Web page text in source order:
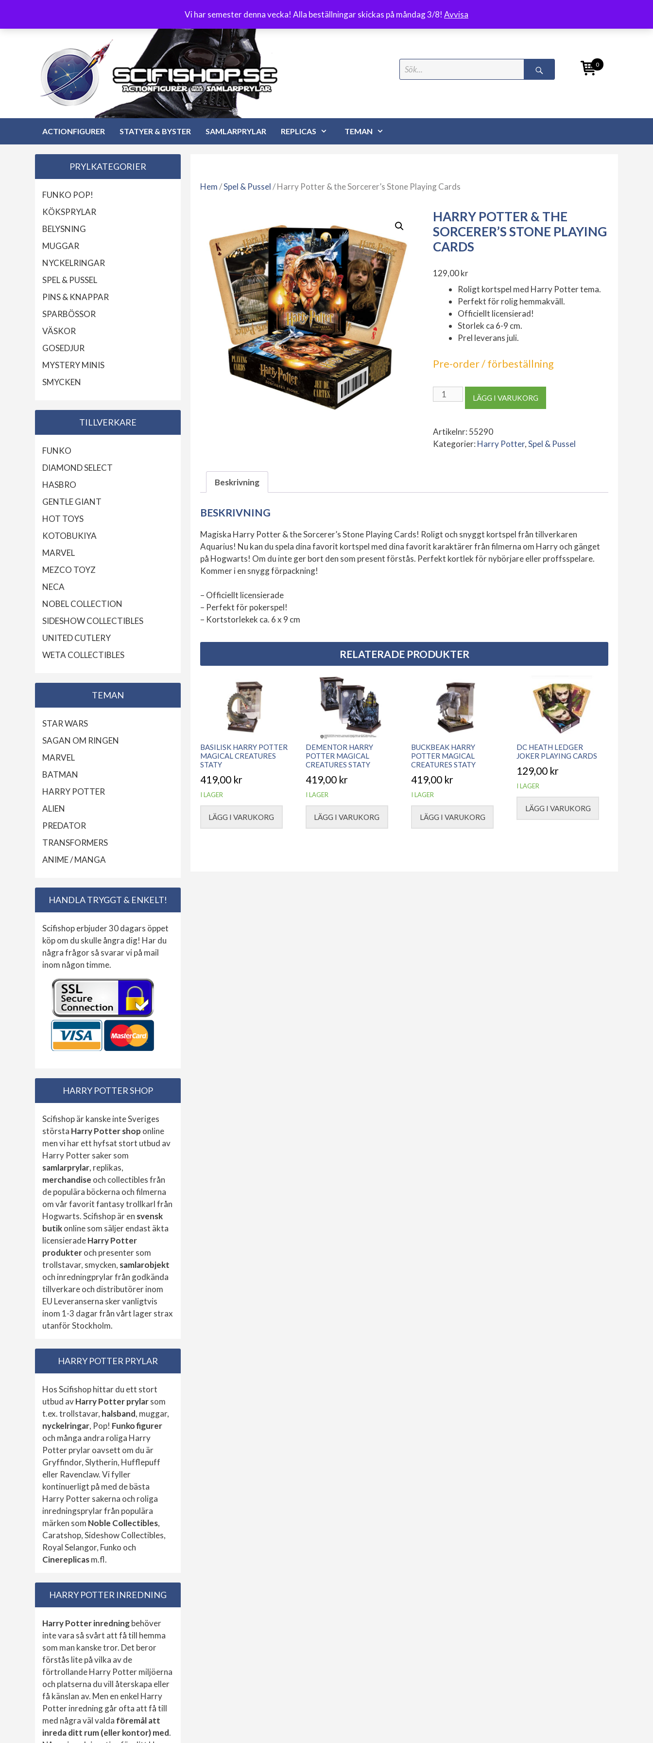
Vi har semester denna vecka! Alla beställningar skickas på måndag 3/8! Avvisa
innehåll
Öppet köp 30 dagar Frakt 89 kr
Search
for:
0
ACTIONFIGURER STATYER & BYSTER SAMLARPRYLAR REPLICAS TEMAN
Hem/Spel & Pussel/ Harry Potter & the Sorcerer’s Stone Playing Cards
HARRY POTTER & THE
SORCERER’S STONE PLAYING
CARDS
129,00kr
Roligt kortspel med Harry Potter tema.
Perfekt för rolig hemmakväll.
Officiellt licensierad!
Storlek ca 6-9 cm.
Prel leverans juli.
Pre-order / förbeställning
Harry
Potter
the
Sorcerer's
mängd
LÄGG I VARUKORG
Artikelnr: 55290
Kategorier: Harry Potter,Spel & Pussel
Beskrivning
BESKRIVNING
Magiska Harry Potter & the Sorcerer’s Stone Playing Cards! Roligt och snyggt kortspel från tillverkaren
Aquarius! Nu kan du spela dina favorit kortspel med dina favorit karaktärer från filmerna om Harry och gänget
på Hogwarts! Om du inte ger bort den som present förstås. Perfekt kortlek för nybörjare eller proffsspelare.
Kommer i en snygg förpackning!
– Officiellt licensierade
– Perfekt för pokerspel!
– Kortstorlekek ca. 6 x 9 cm
RELATERADE PRODUKTER
BASILISK HARRY POTTER
MAGICAL CREATURES
STATY
419,00 kr
I LAGER
LÄGG I VARUKORG
DEMENTOR HARRY
POTTER MAGICAL
CREATURES STATY
419,00 kr
I LAGER
LÄGG I VARUKORG
BUCKBEAK HARRY
POTTER MAGICAL
CREATURES STATY
419,00 kr
I LAGER
LÄGG I VARUKORG
DC HEATH LEDGER
JOKER PLAYING CARDS
129,00 kr
I LAGER
LÄGG I VARUKORG
PRYLKATEGORIER
FUNKO POP!
KÖKSPRYLAR
BELYSNING
MUGGAR
NYCKELRINGAR
SPEL & PUSSEL
PINS & KNAPPAR
SPARBÖSSOR
VÄSKOR
GOSEDJUR
MYSTERY MINIS
SMYCKEN
TILLVERKARE
FUNKO
DIAMOND SELECT
HASBRO
GENTLE GIANT
HOT TOYS
KOTOBUKIYA
MARVEL
MEZCO TOYZ
NECA
NOBEL COLLECTION
SIDESHOW COLLECTIBLES
UNITED CUTLERY
WETA COLLECTIBLES
TEMAN
STAR WARS
SAGAN OM RINGEN
MARVEL
BATMAN
HARRY POTTER
ALIEN
PREDATOR
TRANSFORMERS
ANIME / MANGA
HANDLA TRYGGT & ENKELT!
Scifishop erbjuder 30 dagars öppet
köp om du skulle ångra dig! Har du
några frågor så svarar vi på mail
inom någon timme.
HARRY POTTER SHOP
Scifishop är kanske inte Sveriges
största Harry Potter shop online
men vi har ett hyfsat stort utbud av
Harry Potter saker som
samlarprylar, replikas,
merchandise och collectibles från
de populära böckerna och filmerna
om vår favorit fantasy trollkarl från
Hogwarts. Scifishop är en svensk
butikonline som säljer endast äkta
licensieradeHarry Potter
produkteroch presenter som
trollstavar, smycken, samlarobjekt
och inredningprylar från godkända
tillverkare och distributörer inom
EU Leveranserna sker vanligtvis
inom 1-3 dagar från vårt lager strax
utanför Stockholm.
HARRY POTTER PRYLAR
Hos Scifishop hittar du ett stort
utbud avHarry Potter prylarsom
t.ex. trollstavar, halsband, muggar,
nyckelringar, Pop! Funko figurer
och många andra roliga Harry
Potter prylar oavsett om du är
Gryffindor, Slytherin, Hufflepuff
eller Ravenclaw. Vi fyller
kontinuerligt på med de bästa
Harry Potter sakerna och roliga
inredningsprylar från populära
märken som Noble Collectibles,
Caratshop, Sideshow Collectibles,
Royal Selangor, Funko och
Cinereplicasm.fl.
HARRY POTTER INREDNING
Harry Potter inredningbehöver
inte vara så svårt att få till hemma
som man kanske tror. Det beror
förstås lite på vilka av de
förtrollande Harry Potter miljöerna
och platserna du vill återskapa eller
få känslan av. Men en enkel Harry
Potter inredning går ofta att få till
med några väl valda föremål att
inreda ditt rum (eller kontor) med.